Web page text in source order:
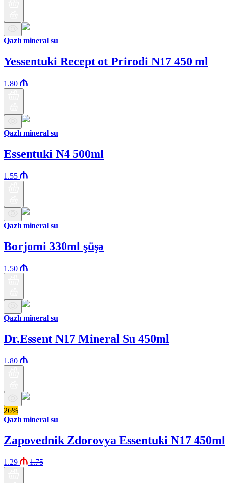
Qazlı mineral su
Yessentuki Recept ot Prirodi N17 450 ml
1.80
Qazlı mineral su
Essentuki N4 500ml
1.55
Qazlı mineral su
Borjomi 330ml şüşə
1.50
Qazlı mineral su
Dr.Essent N17 Mineral Su 450ml
1.80
26%
Qazlı mineral su
Zapovednik Zdorovya Essentuki N17 450ml
1.29 1.75